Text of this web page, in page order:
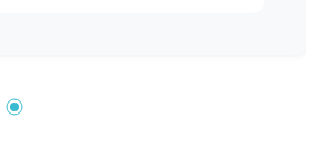
todo o dia, proporcionando mais